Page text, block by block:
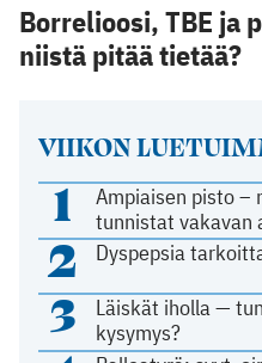
VIIKON
1
Ampiaisen pisto –
tunnistat vakavan
2 Dyspepsia
3
Läiskät iholla —
kysymys?
Borrelioosi, TBE ja
niistä pitää tietää?